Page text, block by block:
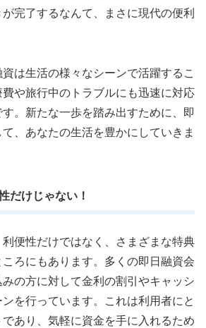
完了するなんて、まさに現代の便利
は生活の様々なシーンで活躍するこ
や旅行中のトラブルにも迅速に対応
。新たな一歩を踏み出すために、即
、あなたの生活を豊かにしていきま
だけじゃない！
便性だけではなく、さまざまな特典
ろにもあります。多くの即日融資会
の方に対して金利の割引やキャッシ
を行っています。これは利用者にと
あり、気軽に資金を手に入れるため